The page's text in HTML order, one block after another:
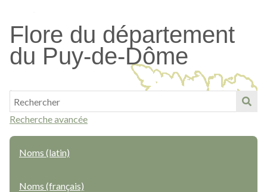
contenu
principal
Flore du département
du Puy-de-Dôme
Recherche avancée
Noms (latin)
Noms (français)